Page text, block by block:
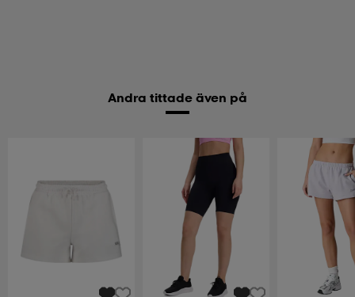
Andra tittade även på